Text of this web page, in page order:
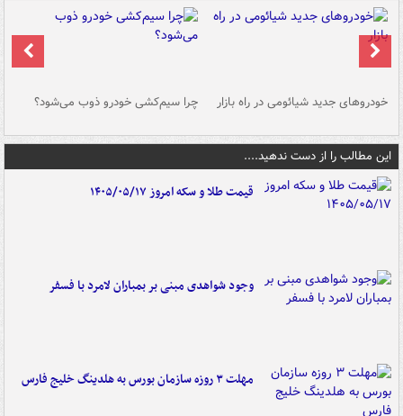
خودروهای جدید شیائومی در راه بازار چرا سیم‌کشی خودرو ذوب می‌شود؟
این مطالب را از دست ندهید....
قیمت طلا و سکه امروز ۱۴۰۵/۰۵/۱۷
وجود شواهدی مبنی بر بمباران لامرد با فسفر
مهلت ۳ روزه سازمان بورس به هلدینگ خلیج فارس